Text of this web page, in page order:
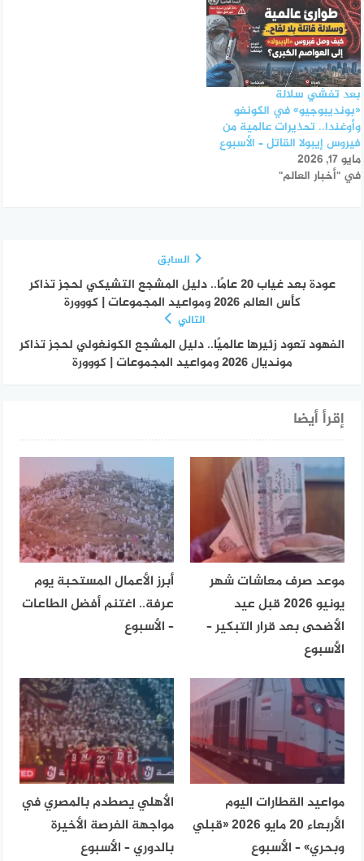
بعد تفشي سلالة
«بونديبوجيو» في الكونغو
وأوغندا.. تحذيرات عالمية من
فيروس إيبولا القاتل – الأسبوع
مايو 17, 2026
في "أخبار العالم"
السابق
عودة بعد غياب 20 عامًا.. دليل المشجع التشيكي لحجز تذاكر
كأس العالم 2026 ومواعيد المجموعات | كووورة
التالي
الفهود تعود زئيرها عالميًا.. دليل المشجع الكونغولي لحجز تذاكر
مونديال 2026 ومواعيد المجموعات | كووورة
إقرأ أيضا
موعد صرف معاشات شهر
يونيو 2026 قبل عيد
الأضحى بعد قرار التبكير –
الأسبوع
أبرز الأعمال المستحبة يوم
عرفة.. اغتنم أفضل الطاعات
– الأسبوع
مواعيد القطارات اليوم
الأربعاء 20 مايو 2026 «قبلي
وبحري» – الأسبوع
الأهلي يصطدم بالمصري في
مواجهة الفرصة الأخيرة
بالدوري – الأسبوع